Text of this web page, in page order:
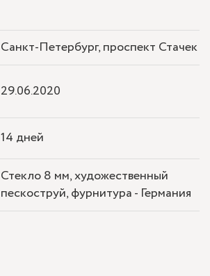
Санкт-Петербург, проспект Стачек
29.06.2020
14 дней
Стекло 8 мм, художественный
пескоструй, фурнитура - Германия